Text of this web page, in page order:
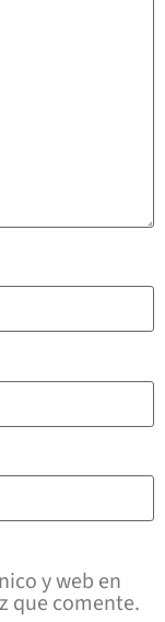
y web en
que comente.